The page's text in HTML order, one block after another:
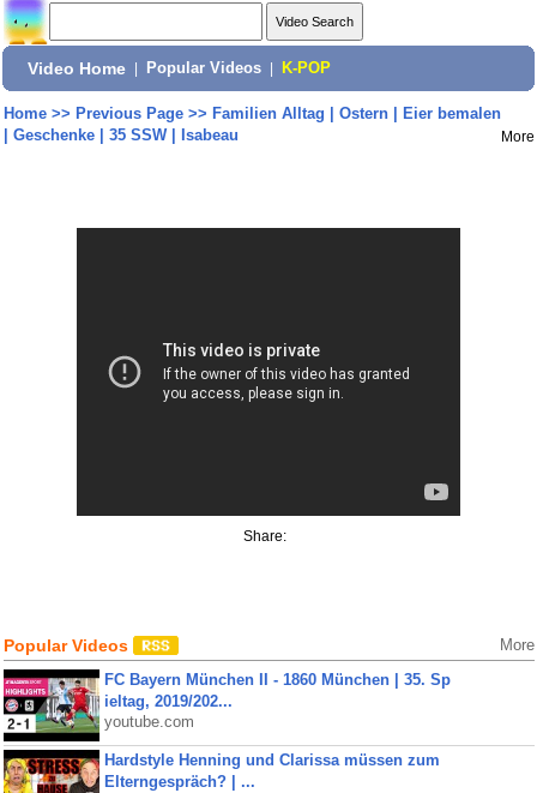
Video Home Popular Videos K-POP
Home>> Previous Page>> Familien Alltag | Ostern | Eier bemalen
| Geschenke | 35 SSW | Isabeau
More
Share:
Popular Videos More
FC Bayern München II - 1860 München | 35. Sp
ieltag, 2019/202...
youtube.com
Hardstyle Henning und Clarissa müssen zum
Elterngespräch? | ...